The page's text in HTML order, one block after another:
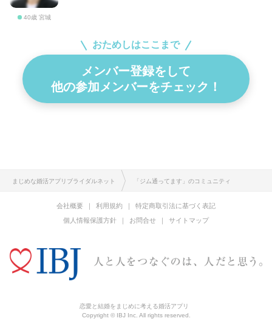
40歳 宮城
おためしはここまで
メンバー登録をして
他の参加メンバーをチェック！
まじめな婚活アプリブライダルネット 「ジム通ってます」のコミュニティ
会社概要 利用規約
特定商取引法に基づく表記
個人情報保護方針
お問合せ サイトマップ
恋愛と結婚をまじめに考える婚活アプリ
Copyright © IBJ Inc. All rights reserved.